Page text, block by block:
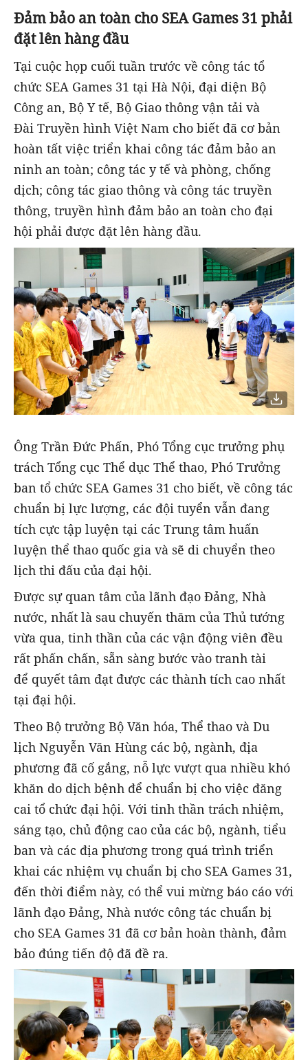
Đảm bảo an toàn cho SEA Games 31 phải
đặt lên hàng đầu
Tại cuộc họp cuối tuần trước về công tác tổ
chức SEA Games 31 tại Hà Nội, đại diện Bộ
Công an, Bộ Y tế, Bộ Giao thông vận tải và
Đài Truyền hình Việt Nam cho biết đã cơ bản
hoàn tất việc triển khai công tác đảm bảo an
ninh an toàn; công tác y tế và phòng, chống
dịch; công tác giao thông và công tác truyền
thông, truyền hình đảm bảo an toàn cho đại
hội phải được đặt lên hàng đầu.
Ông Trần Đức Phấn, Phó Tổng cục trưởng phụ
trách Tổng cục Thể dục Thể thao, Phó Trưởng
ban tổ chức SEA Games 31 cho biết, về công tác
chuẩn bị lực lượng, các đội tuyển vẫn đang
tích cực tập luyện tại các Trung tâm huấn
luyện thể thao quốc gia và sẽ di chuyển theo
lịch thi đấu của đại hội.
Được sự quan tâm của lãnh đạo Đảng, Nhà
nước, nhất là sau chuyến thăm của Thủ tướng
vừa qua, tinh thần của các vận động viên đều
rất phấn chấn, sẵn sàng bước vào tranh tài
để quyết tâm đạt được các thành tích cao nhất
tại đại hội.
Theo Bộ trưởng Bộ Văn hóa, Thể thao và Du
lịch Nguyễn Văn Hùng các bộ, ngành, địa
phương đã cố gắng, nỗ lực vượt qua nhiều khó
khăn do dịch bệnh để chuẩn bị cho việc đăng
cai tổ chức đại hội. Với tinh thần trách nhiệm,
sáng tạo, chủ động cao của các bộ, ngành, tiểu
ban và các địa phương trong quá trình triển
khai các nhiệm vụ chuẩn bị cho SEA Games 31,
đến thời điểm này, có thể vui mừng báo cáo với
lãnh đạo Đảng, Nhà nước công tác chuẩn bị
cho SEA Games 31 đã cơ bản hoàn thành, đảm
bảo đúng tiến độ đã đề ra.